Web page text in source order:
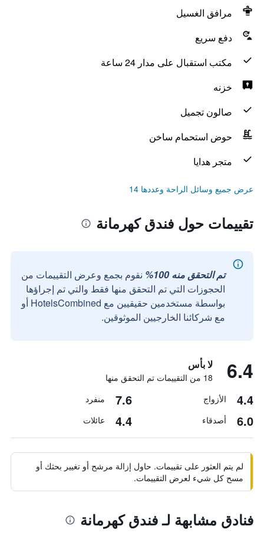
مرافق الغسيل
دفع سريع
مكتب استقبال على مدار 24 ساعة
خزنه
صالون تجميل
حوض استحمام ساخن
متجر هدايا
عرض جميع وسائل الراحة وعددها 14
تقييمات حول فندق كهرمانة
تم التحقق منه 100%
نقوم بجمع وعرض التقييمات من
الحجوزات التي تم التحقق منها فقط والتي تم إجراؤها
بواسطة مستخدمين حقيقيين مع HotelsCombined أو
مع شركائنا الخارجيين الموثوقين.
6.4 لا بأس
18 من التقييمات تم التحقق منها
4.4 الأزواج 7.6 منفرد
6.0 أصدقاء 4.4 عائلات
لم يتم العثور على تقييمات. حاول إزالة مرشح أو تغيير بحثك أو
مسح كل شيء لعرض التقييمات.
فنادق مشابهة لـ فندق كهرمانة